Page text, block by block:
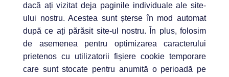
dacă ați vizitat deja paginile individuale ale site-
ului nostru. Acestea sunt șterse în mod automat
după ce ați părăsit site-ul nostru. În plus, folosim
de asemenea pentru optimizarea caracterului
prietenos cu utilizatorii fișiere cookie temporare
care sunt stocate pentru anumită o perioadă pe